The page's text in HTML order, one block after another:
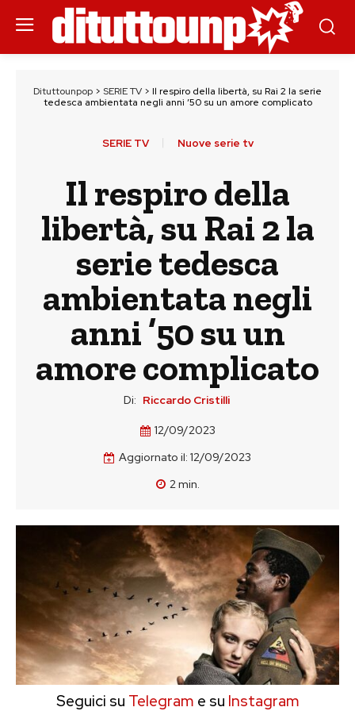
Dituttounpop > SERIE TV > Il respiro della libertà, su Rai 2 la serie
tedesca ambientata negli anni ’50 su un amore complicato
SERIE TV Nuove serie tv
Il respiro della
libertà, su Rai 2 la
serie tedesca
ambientata negli
anni ’50 su un
amore complicato
Di: Riccardo Cristilli
12/09/2023
Aggiornato il: 12/09/2023
2min.
Seguici su Telegram e su Instagram